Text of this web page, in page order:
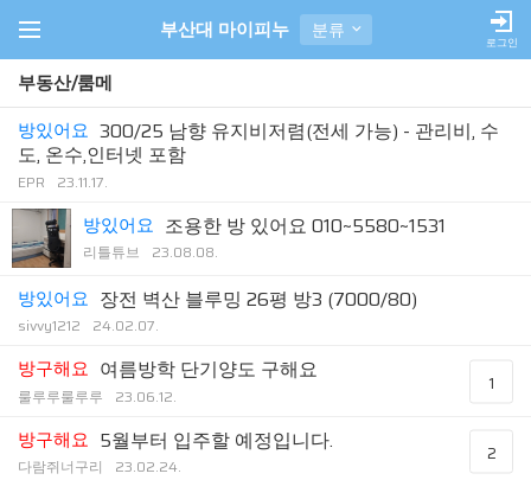
부산대 마이피누 분류 로그인
부동산/룸메
방있어요 300/25 남향 유지비저렴(전세 가능) - 관리비, 수
도, 온수,인터넷 포함
EPR 23.11.17.
방있어요 조용한 방 있어요 010~5580~1531
리틀튜브 23.08.08.
방있어요 장전 벽산 블루밍 26평 방3 (7000/80)
sivvy1212 24.02.07.
방구해요 여름방학 단기양도 구해요
룰루루룰루루 23.06.12.
1
방구해요 5월부터 입주할 예정입니다.
다람쥐너구리 23.02.24.
2